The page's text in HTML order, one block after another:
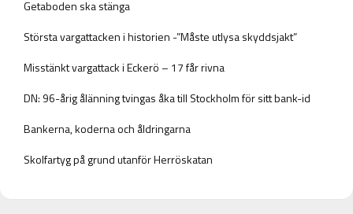
Getaboden ska stänga
Största vargattacken i historien -”Måste utlysa skyddsjakt”
Misstänkt vargattack i Eckerö – 17 får rivna
DN: 96-årig ålänning tvingas åka till Stockholm för sitt bank-id
Bankerna, koderna och åldringarna
Skolfartyg på grund utanför Herröskatan